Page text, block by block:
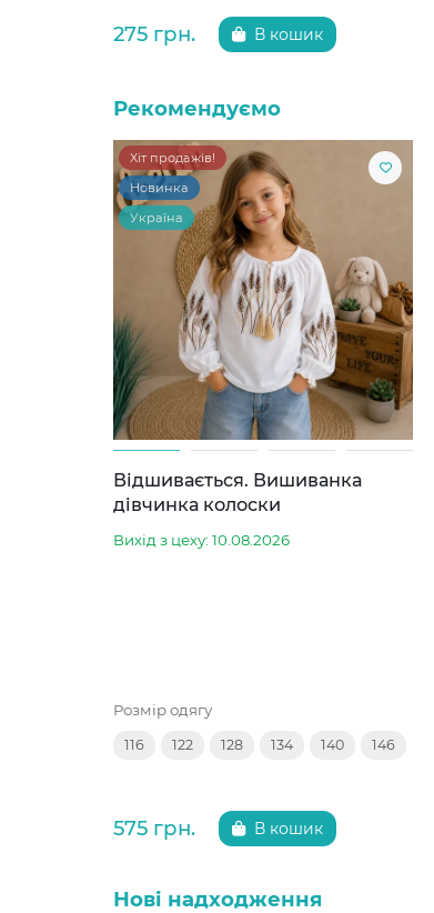
275 грн. В кошик
Рекомендуємо
Хіт продажів!
Новинка
Україна
Відшивається. Вишиванка
дівчинка колоски
Вихід з цеху: 10.08.2026
Розмір одягу
116 122 128 134 140 146
575 грн. В кошик
Нові надходження